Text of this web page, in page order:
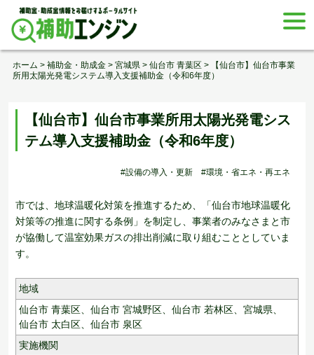
Skip
content
ホーム > 補助金・助成金 > 宮城県 > 仙台市 青葉区 >
【仙台市】仙台市事業
所用太陽光発電システム導入支援補助金（令和6年度）
【仙台市】仙台市事業所用太陽光発電シス
テム導入支援補助金（令和6年度）
#設備の導入・更新 #環境・省エネ・再エネ
市では、地球温暖化対策を推進するため、「仙台市地球温暖化
対策等の推進に関する条例」を制定し、事業者のみなさまと市
が協働して温室効果ガスの排出削減に取り組むこととしていま
す。
地域
仙台市 青葉区、 仙台市 宮城野区、 仙台市 若林区、 宮城県、
仙台市 太白区、 仙台市 泉区
実施機関